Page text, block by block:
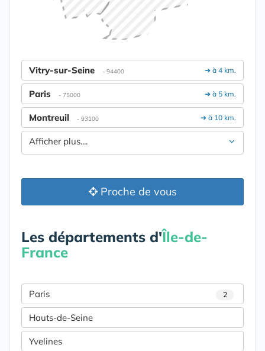
➔ à 4 km.
Vitry-sur-Seine - 94400
➔ à 5 km.
Paris - 75000
➔ à 10 km.
Montreuil - 93100
Afficher plus....
Proche de vous
Les départements d'Île-de-
France
Paris 2
Hauts-de-Seine
Yvelines